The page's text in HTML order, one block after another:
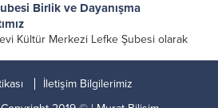
Birlik ve Dayanışma
Kültür Merkezi Lefke Şubesi olarak
yakın eden, yolumuza yüz süren,
ortak olan tüm canlara aşk...
İletişim Bilgilerimiz